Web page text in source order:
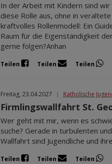
In der Arbeit mit Kindern sind
diese Rolle aus, ohne in
kraftvolles Rollenmodell: Ein
Raum für die Eigenständigkeit
gerne folgen?Anhan
Teilen Teilen Teilen
Freitag, 23.04.2027 | Katholische
Firmlingswallfahrt St.
Wer geht mit mir, wenn es
suche? Gerade in turbulenten
Wallfahrt sind Jugendliche und
Teilen Teilen Teilen